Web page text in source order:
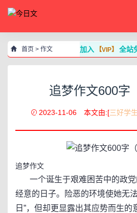
首页 > 作文 加入【VIP】 全站
追梦作文600字
2023-11-06 本文由:[三好学生
追梦作文
一个诞生于艰难困苦中的政党
经意的日子。险恶的环境使她无
日”，但却更显露出其应势而生的